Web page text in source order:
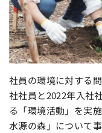
社員の環境に対する
社社員と2022年入社
る「環境活動」を実
水源の森」について